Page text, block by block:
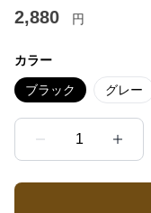
2,880 円
カラー
ブラック グレー
1